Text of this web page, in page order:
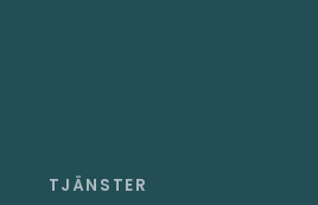
TJÄNSTER